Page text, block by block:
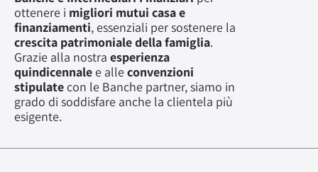
ottenere i migliori mutui casa e
finanziamenti, essenziali per sostenere la
crescita patrimoniale della famiglia.
Grazie alla nostra esperienza
quindicennale e alleconvenzioni
stipulatecon le Banche partner, siamo in
grado di soddisfare anche la clientela più
esigente.